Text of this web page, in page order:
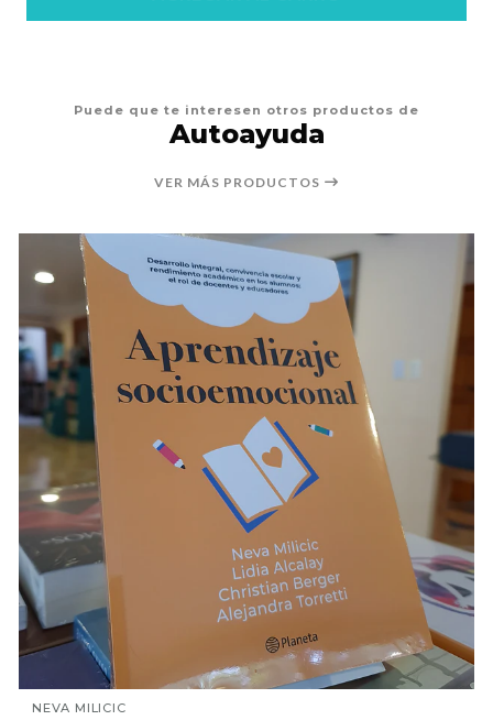
Puede que te interesen otros productos de
Autoayuda
VER MÁS PRODUCTOS
NEVA MILICIC